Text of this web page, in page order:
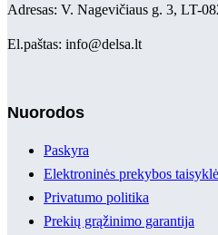
Adresas: V. Nagevičiaus g. 3, LT-
El.paštas: info@delsa.lt
Nuorodos
Paskyra
Elektroninės prekybos
Privatumo politika
Prekių grąžinimo garantija